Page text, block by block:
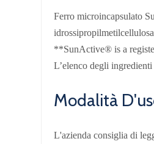
Ferro microincapsulato
**SunActive® is a
L’elenco degli
Modalità
L'azienda consiglia di